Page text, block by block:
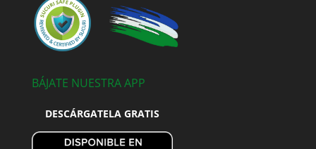
BÁJATE NUESTRA APP
DESCÁRGATELA GRATIS